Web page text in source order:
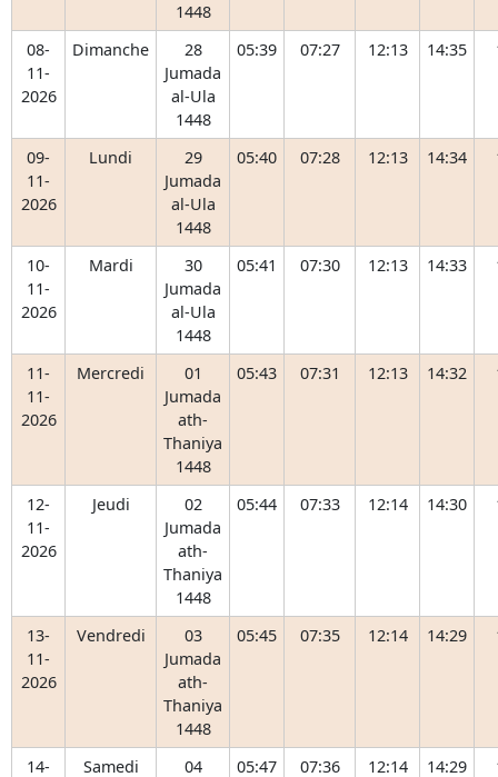
1448
08-
11-
2026
Dimanche
28
Jumada
al-Ula
1448
05:39 07:27 12:13 14:35
09-
11-
2026
Lundi
29
Jumada
al-Ula
1448
05:40 07:28 12:13 14:34
10-
11-
2026
Mardi
30
Jumada
al-Ula
1448
05:41 07:30 12:13 14:33
11-
11-
2026
Mercredi
01
Jumada
ath-
Thaniya
1448
05:43 07:31 12:13 14:32
12-
11-
2026
Jeudi
02
Jumada
ath-
Thaniya
1448
05:44 07:33 12:14 14:30
13-
11-
2026
Vendredi
03
Jumada
ath-
Thaniya
1448
05:45 07:35 12:14 14:29
14- Samedi 04 05:47 07:36 12:14 14:29